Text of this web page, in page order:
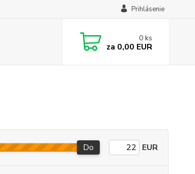
Prihlásenie
0 ks
za 0,00 EUR
Do EUR